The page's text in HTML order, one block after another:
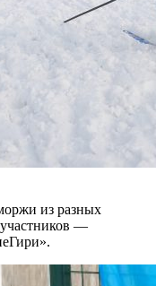
из разных
участников —